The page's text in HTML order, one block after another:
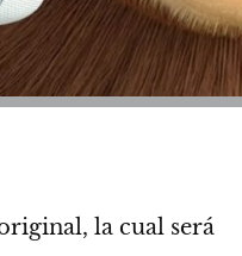
la cual será